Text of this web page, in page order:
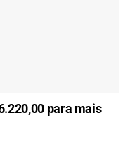
para mais